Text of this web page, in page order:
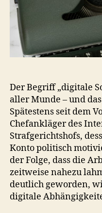
Der Begriff „digitale
aller Munde – und
Spätestens seit dem
Chefankläger des
Strafgerichtshofs,
Konto politisch
der Folge, dass die
zeitweise nahezu
deutlich geworden,
digitale